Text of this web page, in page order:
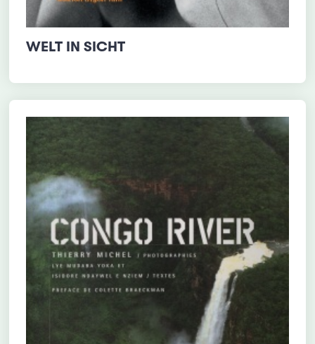
WELT IN SICHT